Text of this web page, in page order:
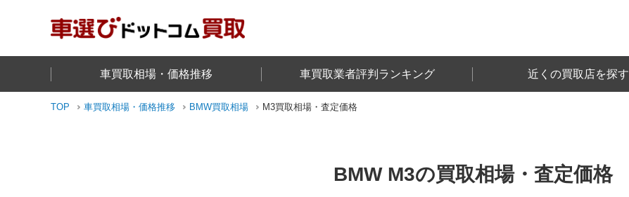
車買取相場・価格推移 車買取業者評判ランキング 近くの買取店を探す
TOP 車買取相場・価格推移 BMW買取相場 M3買取相場・査定価格
BMW M3の買取相場・査定価格